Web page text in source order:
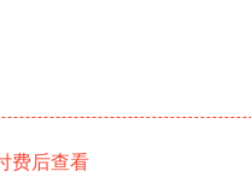
费后查看